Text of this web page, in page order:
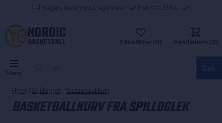
1-4 dagers levering på lagervarer Frakt fra 139 kr
NORDIC
BASKETBALL Favoritter (0) Handlekurv (0)
Menu
Hjem / Spilloglek / Basketballkurv
BASKETBALLKURV FRA SPILLOGLEK